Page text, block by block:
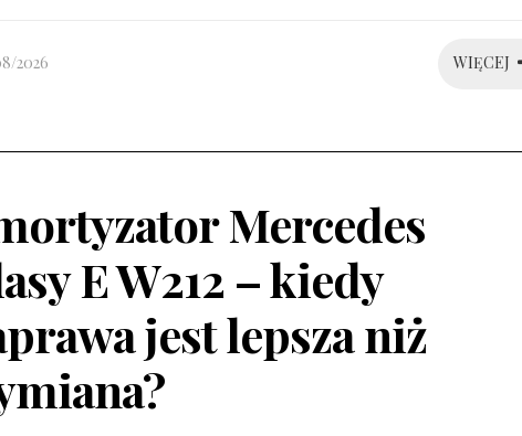
WIĘCEJ
2026
Mercedes
E W212 – kiedy
jest lepsza niż